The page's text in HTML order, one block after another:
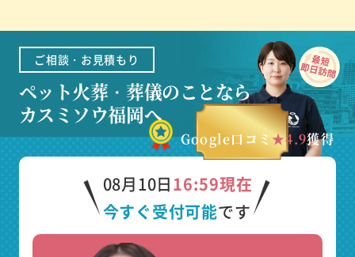
ご相談・お見積もり
ペット火葬・葬儀のことなら
カスミソウ福岡へ
08月10日16:59現在
今すぐ受付可能です
Google口コミ★4.9獲得